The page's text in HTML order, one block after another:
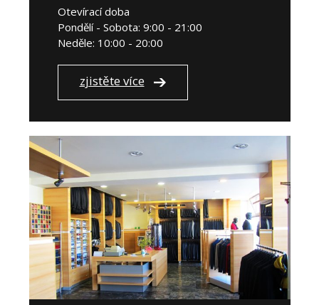
Otevírací doba
Pondělí - Sobota: 9:00 - 21:00
Neděle: 10:00 - 20:00
zjistěte více